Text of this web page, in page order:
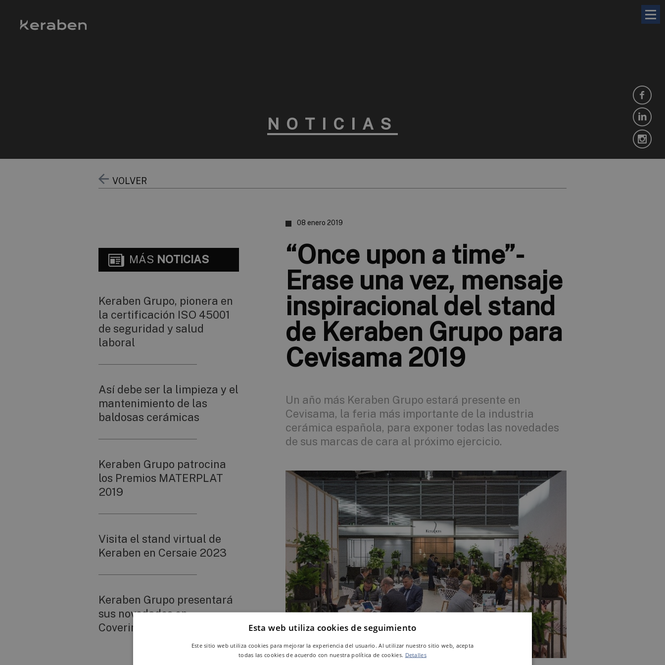
NOTICIAS
VOLVER
08 enero 2019
“Once upon a time”-
Erase una vez, mensaje
inspiracional del stand
de Keraben Grupo para
Cevisama 2019
Un año más Keraben Grupo estará presente en
Cevisama, la feria más importante de la industria
cerámica española, para exponer todas las novedades
de sus marcas de cara al próximo ejercicio.
MÁS NOTICIAS
Keraben Grupo, pionera en
la certificación ISO 45001
de seguridad y salud
laboral
Así debe ser la limpieza y el
mantenimiento de las
baldosas cerámicas
Keraben Grupo patrocina
los Premios MATERPLAT
2019
Visita el stand virtual de
Keraben en Cersaie 2023
Keraben Grupo presentará
sus novedades en
Coverings
Esta web utiliza cookies de seguimiento
Este sitio web utiliza cookies para mejorar la experiencia del usuario. Al utilizar nuestro sitio web, acepta
todas las cookies de acuerdo con nuestra política de cookies. Detalles